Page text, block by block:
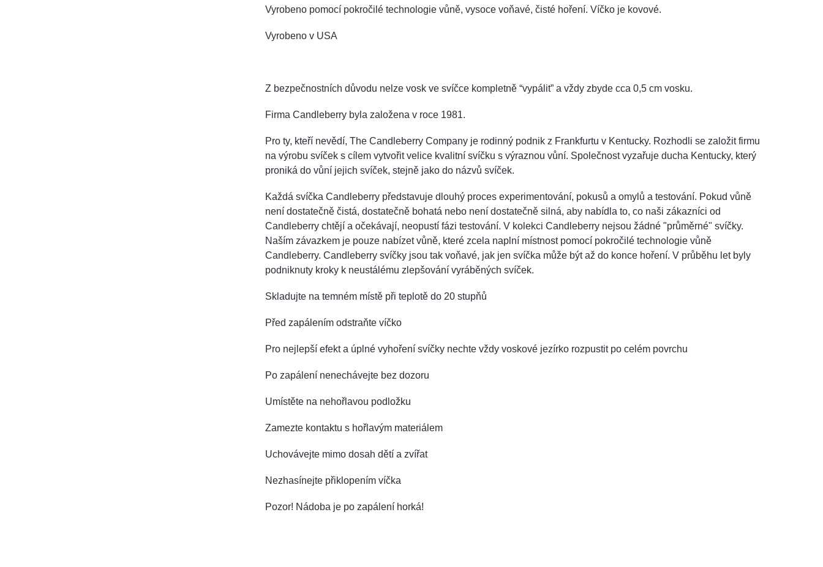
Vyrobeno pomocí pokročilé technologie vůně, vysoce voňavé, čisté hoření. Víčko je kovové.
Vyrobeno v USA
Z bezpečnostních důvodu nelze vosk ve svíčce kompletně “vypálit” a vždy zbyde cca 0,5 cm vosku.
Firma Candleberry byla založena v roce 1981.
Pro ty, kteří nevědí, The Candleberry Company je rodinný podnik z Frankfurtu v Kentucky. Rozhodli se založit firmu
na výrobu svíček s cílem vytvořit velice kvalitní svíčku s výraznou vůní. Společnost vyzařuje ducha Kentucky, který
proniká do vůní jejich svíček, stejně jako do názvů svíček.
Každá svíčka Candleberry představuje dlouhý proces experimentování, pokusů a omylů a testování. Pokud vůně
není dostatečně čistá, dostatečně bohatá nebo není dostatečně silná, aby nabídla to, co naši zákazníci od
Candleberry chtějí a očekávají, neopustí fázi testování. V kolekci Candleberry nejsou žádné "průměrné" svíčky.
Naším závazkem je pouze nabízet vůně, které zcela naplní místnost pomocí pokročilé technologie vůně
Candleberry. Candleberry svíčky jsou tak voňavé, jak jen svíčka může být až do konce hoření. V průběhu let byly
podniknuty kroky k neustálému zlepšování vyráběných svíček.
Skladujte na temném místě při teplotě do 20 stupňů
Před zapálením odstraňte víčko
Pro nejlepší efekt a úplné vyhoření svíčky nechte vždy voskové jezírko rozpustit po celém povrchu
Po zapálení nenechávejte bez dozoru
Umístěte na nehořlavou podložku
Zamezte kontaktu s hořlavým materiálem
Uchovávejte mimo dosah dětí a zvířat
Nezhasínejte přiklopením víčka
Pozor! Nádoba je po zapálení horká!